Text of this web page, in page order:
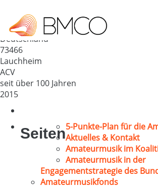
Paulus
Deutschland
73466
Lauchheim
ACV
seit über 100 Jahren
2015
Seiten5-Punkte-Plan für die
Aktuelles & Kontakt
Amateurmusik im
Amateurmusik in der
Engagementstrategie des
Amateurmusikfonds